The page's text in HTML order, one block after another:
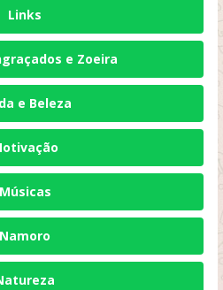
Links
e Zoeira
e Beleza
Músicas
Namoro